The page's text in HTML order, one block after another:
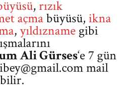
, rızık
açmabüyüsü, ikna
, yıldızname gibi
Ali Gürses‘e 7 gün
mail